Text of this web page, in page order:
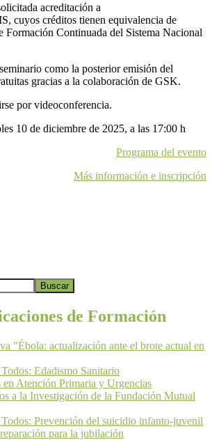
acreditación a
cuyos créditos tienen equivalencia de
Formación Continuada del Sistema Nacional
como la posterior emisión del
gracias a la colaboración de GSK.
por videoconferencia.
10 de diciembre de 2025, a las 17:00 h
Programa del evento
Más información e inscripción
Buscar
de Formación
"Ébola: actualización ante el brote actual en
Edadismo Sanitario
en Atención Primaria y Urgencias
a la Investigación de la Fundación Mutual
Prevención del suicidio infanto-juvenil
para la jubilación